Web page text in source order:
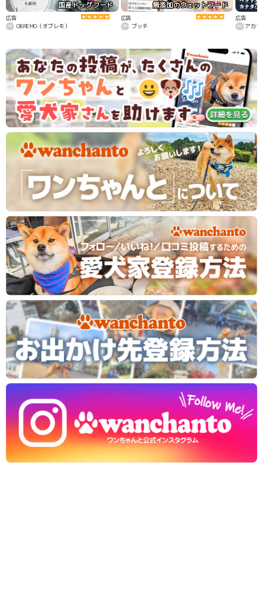
国産ドッグフード
広告
OBREMO（オブレモ）
無添加のウェットフード
広告
ブッチ
カ
広告
アカ